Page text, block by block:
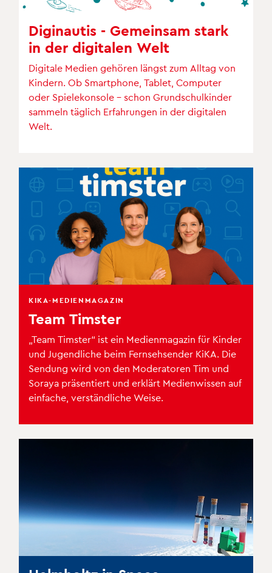
Diginautis - Gemeinsam stark
in der digitalen Welt
Digitale Medien gehören längst zum Alltag von
Kindern. Ob Smartphone, Tablet, Computer
oder Spielekonsole – schon Grundschulkinder
sammeln täglich Erfahrungen in der digitalen
Welt.
KIKA-MEDIENMAGAZIN
Team Timster
„Team Timster“ ist ein Medienmagazin für Kinder
und Jugendliche beim Fernsehsender KiKA. Die
Sendung wird von den Moderatoren Tim und
Soraya präsentiert und erklärt Medienwissen auf
einfache, verständliche Weise.